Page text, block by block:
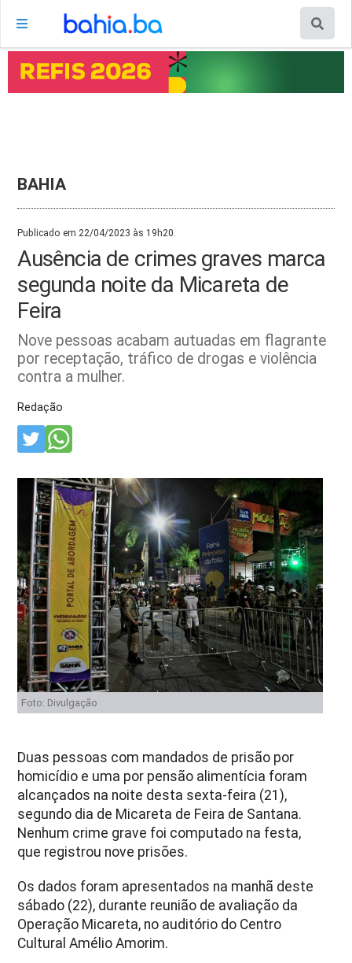
BAHIA
Publicado em 22/04/2023 às 19h20.
Ausência de crimes graves marca
segunda noite da Micareta de
Feira
Nove pessoas acabam autuadas em flagrante
por receptação, tráfico de drogas e violência
contra a mulher.
Redação
Foto: Divulgação
Duas pessoas com mandados de prisão por
homicídio e uma por pensão alimentícia foram
alcançados na noite desta sexta-feira (21),
segundo dia de Micareta de Feira de Santana.
Nenhum crime grave foi computado na festa,
que registrou nove prisões.
Os dados foram apresentados na manhã deste
sábado (22), durante reunião de avaliação da
Operação Micareta, no auditório do Centro
Cultural Amélio Amorim.